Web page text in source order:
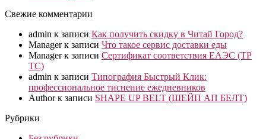
Свежие комментарии
admin к записи Как получить скидку в Читай Город?
Managerк записи Что такое сервис доставки еды
Managerк записи Сертификат соответствия ЕАЭС (ТР
ТС)
admin к записи Типография Быстрый Клик:
профессиональное тиснение ежедневников
Authorк записи SHAPE UP BELT (ШЕЙП АП БЕЛТ)
Рубрики